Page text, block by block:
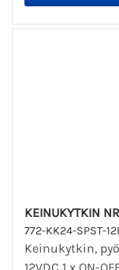
KEINUKYTKIN
772-KK24-SPST-
Keinukytkin,